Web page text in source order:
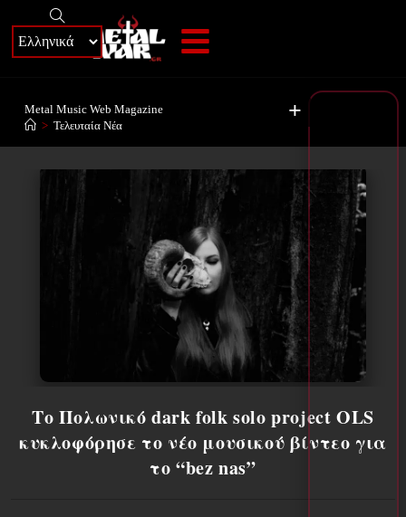
+
Metal Music Web Magazine
> Τελευταία Νέα
Το Πολωνικό dark folk solo project OLS
κυκλοφόρησε το νέο μουσικού βίντεο για
το “bez nas”